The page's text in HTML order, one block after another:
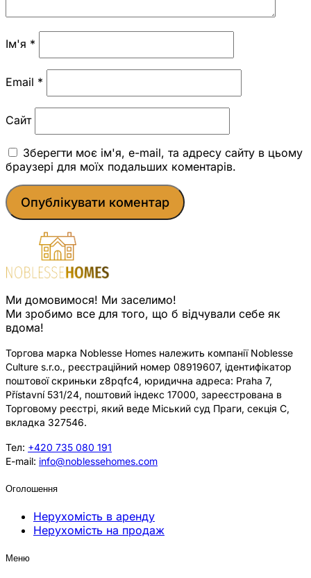
Ім'я *
Email *
Сайт
Зберегти моє ім'я, e-mail, та адресу сайту в цьому
браузері для моїх подальших коментарів.
Ми домовимося! Ми заселимо!
Ми зробимо все для того, що б відчували себе як
вдома!
Торгова марка Noblesse Homes належить компанії Noblesse
Culture s.r.o., реєстраційний номер 08919607, ідентифікатор
поштової скриньки z8pqfc4, юридична адреса: Praha 7,
Přístavní 531/24, поштовий індекс 17000, зареєстрована в
Торговому реєстрі, який веде Міський суд Праги, секція C,
вкладка 327546.
Тел: +420 735 080 191
E-mail: info@noblessehomes.com
Оголошення
Нерухомість в аренду
Нерухомість на продаж
Меню